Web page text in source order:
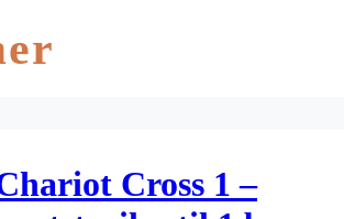
Cross 1 –